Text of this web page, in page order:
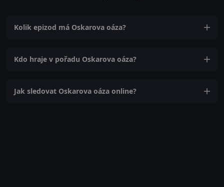
Kolik epizod má Oskarova oáza?
Kdo hraje v pořadu Oskarova oáza?
Jak sledovat Oskarova oáza online?